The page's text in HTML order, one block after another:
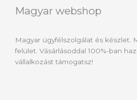
Magyar webshop
Magyar ügyfélszolgálat és készlet.
felület. Vásárlásoddal 100%-ban
vállalkozást támogatsz!